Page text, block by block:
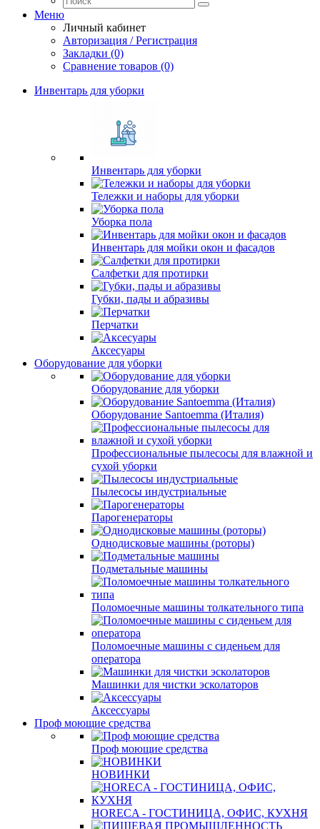
Меню
Личный кабинет
Авторизация / Регистрация
Закладки (0)
Сравнение товаров (0)
Инвентарь для уборки
Инвентарь для уборки
Тележки и наборы для уборки
Уборка пола
Инвентарь для мойки окон и фасадов
Салфетки для протирки
Губки, пады и абразивы
Перчатки
Аксесуары
Оборудование для уборки
Оборудование для уборки
Оборудование Santoemma (Италия)
Профессиональные пылесосы для влажной и
сухой уборки
Пылесосы индустриальные
Парогенераторы
Однодисковые машины (роторы)
Подметальные машины
Поломоечные машины толкательного типа
Поломоечные машины с сиденьем для
оператора
Машинки для чистки эсколаторов
Аксессуары
Проф моющие средства
Проф моющие средства
НОВИНКИ
HORECA - ГОСТИНИЦА, ОФИС, КУХНЯ